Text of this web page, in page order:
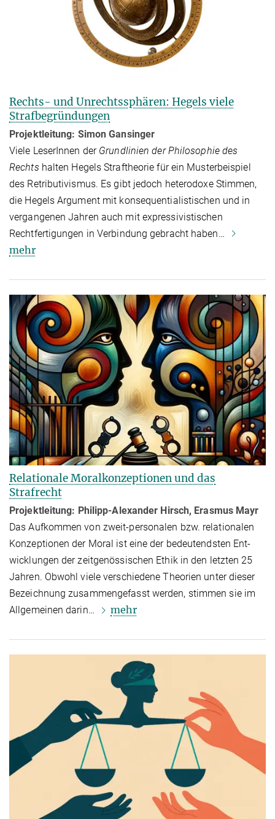
Rechts- und Unrechtssphären: Hegels viele
Straf­be­grün­dun­gen
Projektleitung: Simon Gansinger
Viele LeserInnen der Grundlinien der Philosophie des
Rechts halten Hegels Straf­theorie für ein Musterbeispiel
des Retributivismus. Es gibt jedoch heterodoxe Stimmen,
die Hegels Argument mit konsequentialistischen und in
vergangenen Jahren auch mit expressivistischen
Rechtfertigungen in Verbindung gebracht haben…
mehr
Relationale Moralkonzeptionen und das
Strafrecht
Projektleitung: Philipp-Alexander Hirsch, Erasmus Mayr
Das Aufkommen von zweit-personalen bzw. relationalen
Konzeptionen der Moral ist eine der bedeutendsten Ent­
wick­lun­gen der zeitgenössischen Ethik in den letzten 25
Jahren. Obwohl viele verschiedene Theorien unter dieser
Bezeichnung zusammengefasst werden, stimmen sie im
Allgemeinen darin…
mehr